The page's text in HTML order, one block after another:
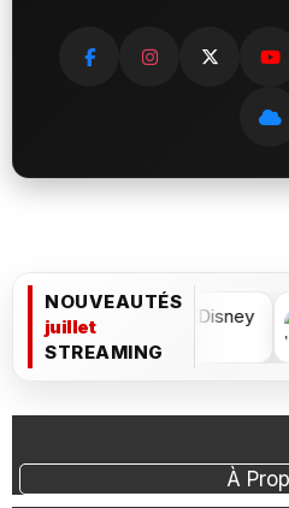
NOUVEAUTÉS
juillet
STREAMING
À